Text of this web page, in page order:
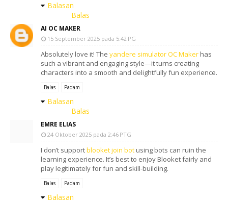
Balasan
Balas
AI OC MAKER
15 September 2025 pada 5:42 PG
Absolutely love it! The yandere simulator OC Maker has
such a vibrant and engaging style—it turns creating
characters into a smooth and delightfully fun experience.
Balas Padam
Balasan
Balas
EMRE ELIAS
24 Oktober 2025 pada 2:46 PTG
I don’t supportblooket join bot using bots can ruin the
learning experience. It’s best to enjoy Blooket fairly and
play legitimately for fun and skill-building.
Balas Padam
Balasan